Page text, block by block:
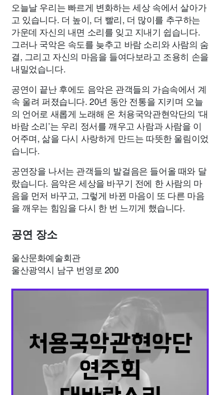
오늘날 우리는 빠르게 변화하는 세상 속에서 살아가
고 있습니다. 더 높이, 더 빨리, 더 많이를 추구하는
가운데 자신의 내면 소리를 잊고 지내기 쉽습니다.
그러나 국악은 속도를 늦추고 바람 소리와 사람의 숨
결, 그리고 자신의 마음을 들여다보라고 조용히 손을
내밀었습니다.
공연이 끝난 후에도 음악은 관객들의 가슴속에서 계
속 울려 퍼졌습니다. 20년 동안 전통을 지키며 오늘
의 언어로 새롭게 노래해 온 처용국악관현악단의 ‘대
바람 소리’는 우리 정서를 깨우고 사람과 사람을 이
어주며, 삶을 다시 사랑하게 만드는 따뜻한 울림이었
습니다.
공연장을 나서는 관객들의 발걸음은 들어올 때와 달
랐습니다. 음악은 세상을 바꾸기 전에 한 사람의 마
음을 먼저 바꾸고, 그렇게 바뀐 마음이 또 다른 마음
을 깨우는 힘임을 다시 한 번 느끼게 했습니다.
공연 장소
울산문화예술회관
울산광역시 남구 번영로 200